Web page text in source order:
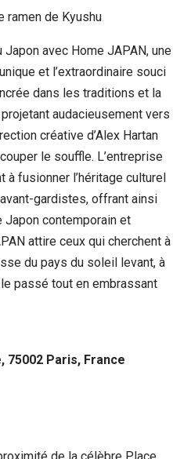
avec Home JAPAN, une
et l’extraordinaire souci
dans les traditions et la
audacieusement vers
créative d’Alex Hartan
le souffle. L’entreprise
à fusionner l’héritage culturel
gardistes, offrant ainsi
contemporain et
attire ceux qui cherchent à
du pays du soleil levant, à
passé tout en embrassant
75002 Paris, France